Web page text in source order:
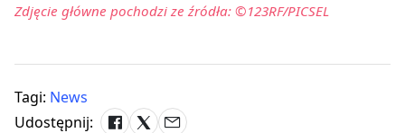
Zdjęcie główne pochodzi ze źródła: ©123RF/PICSEL
Tagi: News
Udostępnij: